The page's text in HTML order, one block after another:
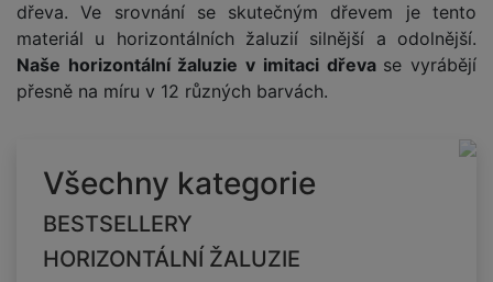
dřeva. Ve srovnání se skutečným dřevem je tento
materiál u horizontálních žaluzií silnější a odolnější.
Naše horizontální žaluzie v imitaci dřeva se vyrábějí
přesně na míru v 12 různých barvách.
Všechny kategorie
BESTSELLERY
HORIZONTÁLNÍ ŽALUZIE